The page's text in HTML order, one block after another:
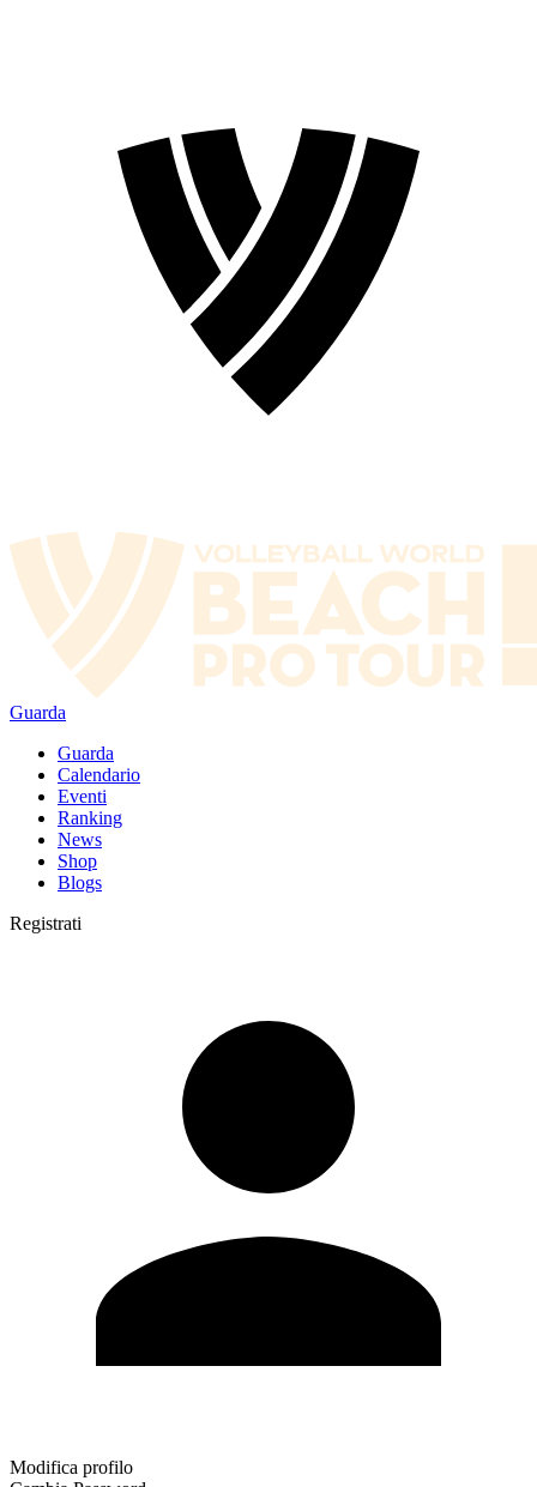
Guarda
Guarda
Calendario
Eventi
Ranking
News
Shop
Blogs
Registrati
Modifica profilo